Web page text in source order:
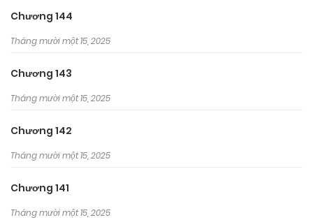
Chương 144
Tháng mười một 15, 2025
Chương 143
Tháng mười một 15, 2025
Chương 142
Tháng mười một 15, 2025
Chương 141
Tháng mười một 15, 2025